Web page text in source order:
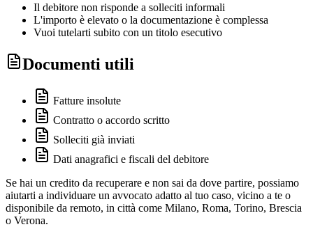
Il debitore non risponde a solleciti informali
L'importo è elevato o la documentazione è complessa
Vuoi tutelarti subito con un titolo esecutivo
Documenti utili
Fatture insolute
Contratto o accordo scritto
Solleciti già inviati
Dati anagrafici e fiscali del debitore
Se hai un credito da recuperare e non sai da dove partire, possiamo
aiutarti a individuare un avvocato adatto al tuo caso, vicino a te o
disponibile da remoto, in città come Milano, Roma, Torino, Brescia
o Verona.